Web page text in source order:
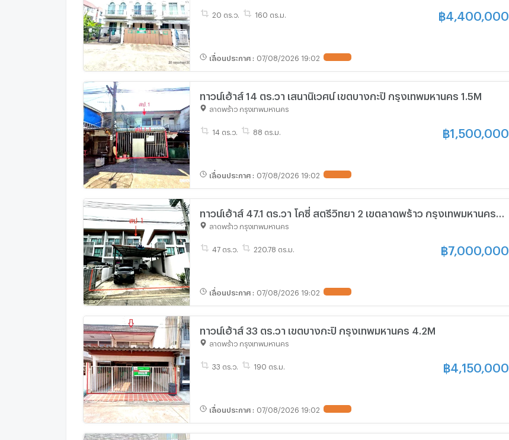
20 ตร.ว. 160 ตร.ม. ฿ 4,400,000
เลื่อนประกาศ : 07/08/2026 19:02
ทาวน์เฮ้าส์ 14 ตร.วา เสนานิเวศน์ เขตบางกะปิ กรุงเทพมหานคร 1.5M
ลาดพร้าว กรุงเทพมหานคร
14 ตร.ว. 88 ตร.ม. ฿1,500,000
เลื่อนประกาศ : 07/08/2026 19:02
ทาวน์เฮ้าส์ 47.1 ตร.วา โคซี่ สตรีวิทยา 2 เขตลาดพร้าว กรุงเทพมหานคร
7Mลาดพร้าว กรุงเทพมหานคร
47 ตร.ว. 220.78 ตร.ม. ฿7,000,000
เลื่อนประกาศ : 07/08/2026 19:02
ทาวน์เฮ้าส์ 33 ตร.วา เขตบางกะปิ กรุงเทพมหานคร 4.2M
ลาดพร้าว กรุงเทพมหานคร
33 ตร.ว. 190 ตร.ม. ฿ 4,150,000
เลื่อนประกาศ : 07/08/2026 19:02